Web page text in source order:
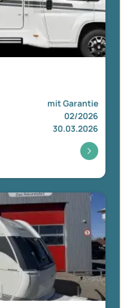
mit Garantie
02/2026
30.03.2026